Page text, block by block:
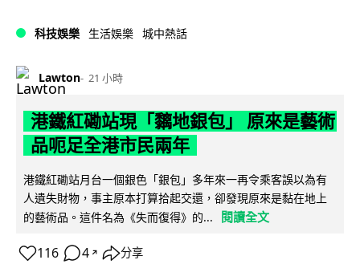
科技娛樂 生活娛樂 城中熱話
Lawton 21 小時
港鐵紅磡站現「黐地銀包」 原來是藝術
品呃足全港市民兩年
港鐵紅磡站月台一個銀色「銀包」多年來一再令乘客誤以為有
人遺失財物，事主原本打算拾起交還，卻發現原來是黏在地上
的藝術品。這件名為《失而復得》的...
閱讀全文
116 4 ↗ 分享